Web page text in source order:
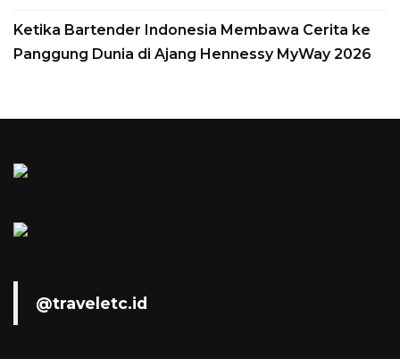
Ketika Bartender Indonesia Membawa Cerita ke
Panggung Dunia di Ajang Hennessy MyWay 2026
@traveletc.id
kapal T. Mariotti,...